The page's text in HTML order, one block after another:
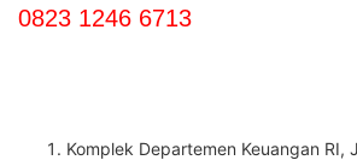
0823 1246 6713
Komplek Departemen Keuangan RI,